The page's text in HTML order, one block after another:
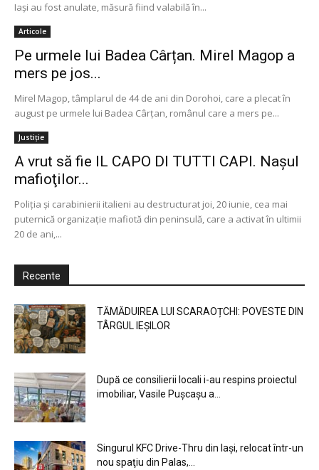
Iași au fost anulate, măsură fiind valabilă în...
Articole
Pe urmele lui Badea Cârțan. Mirel Magop a
mers pe jos...
Mirel Magop, tâmplarul de 44 de ani din Dorohoi, care a plecat în
august pe urmele lui Badea Cârţan, românul care a mers pe...
Justiție
A vrut să fie IL CAPO DI TUTTI CAPI. Naşul
mafioţilor...
Poliţia şi carabinierii italieni au destructurat joi, 20 iunie, cea mai
puternică organizaţie mafiotă din peninsulă, care a activat în ultimii
20 de ani,...
Recente
TĂMĂDUIREA LUI SCARAOȚCHI: POVESTE DIN
TÂRGUL IEȘILOR
După ce consilierii locali i-au respins proiectul
imobiliar, Vasile Pușcașu a...
Singurul KFC Drive-Thru din Iași, relocat într-un
nou spaţiu din Palas,...